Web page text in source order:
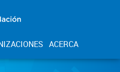
ACERCA